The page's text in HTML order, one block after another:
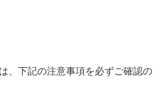
、下記の注意事項を必ずご確認の